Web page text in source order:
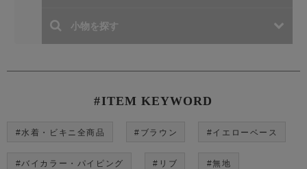
#ITEM KEYWORD
#水着・ビキニ全商品 #ブラウン #イエローベース
#バイカラー・パイピング #リブ #無地